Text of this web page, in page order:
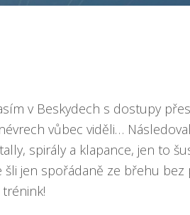
v Beskydech s dostupy
vůbec viděli…
spirály a klapance, jen to
jen spořádaně ze břehu bez